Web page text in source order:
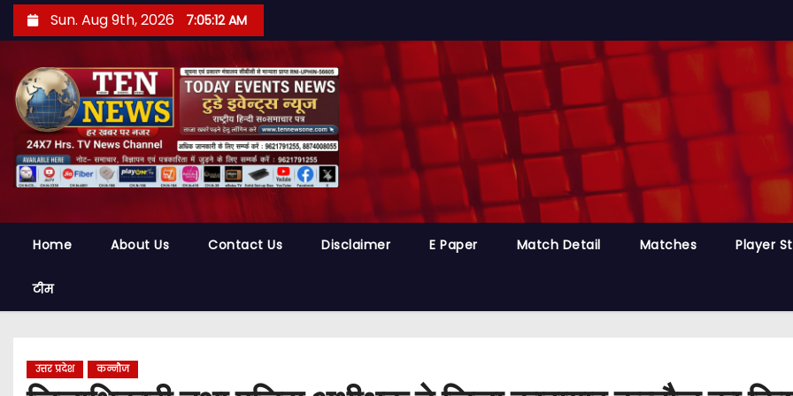
k
t
Sun. Aug 9th, 2026 7:05:13 AM
Home About Us Contact Us Disclaimer E Paper Match Detail Matches Player
टीम
उत्तर प्रदेश कन्नौज